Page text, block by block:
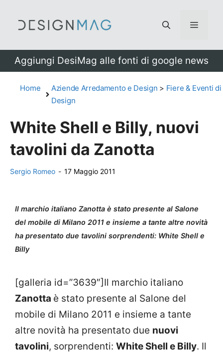
Menu
Aggiungi DesiMag alle fonti di google news
Home Aziende Arredamento e Design > Fiere & Eventi di
Design
White Shell e Billy, nuovi
tavolini da Zanotta
Sergio Romeo - 17 Maggio 2011
Il marchio italiano Zanotta è stato presente al Salone
del mobile di Milano 2011 e insieme a tante altre novità
ha presentato due tavolini sorprendenti: White Shell e
Billy
[galleria id=”3639″]Il marchio italiano
Zanotta è stato presente al Salone del
mobile di Milano 2011 e insieme a tante
altre novità ha presentato due nuovi
tavolini, sorprendenti: White Shell e Billy. Il